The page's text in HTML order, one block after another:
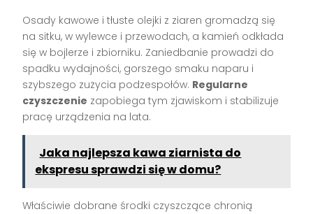
Osady kawowe i tłuste olejki z ziaren gromadzą się
na sitku, w wylewce i przewodach, a kamień odkłada
się w bojlerze i zbiorniku. Zaniedbanie prowadzi do
spadku wydajności, gorszego smaku naparu i
szybszego zużycia podzespołów. Regularne
czyszczenie zapobiega tym zjawiskom i stabilizuje
pracę urządzenia na lata.
Jaka najlepsza kawa ziarnista do
ekspresu sprawdzi się w domu?
Właściwie dobrane środki czyszczące chronią